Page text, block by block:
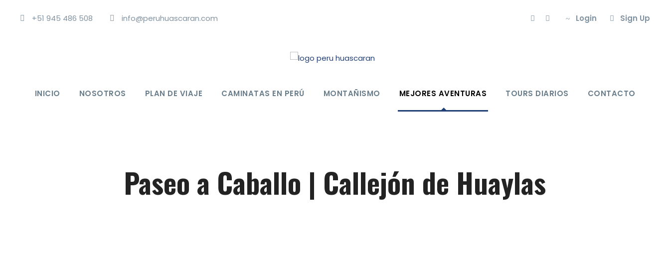
+51 945 486 508 info@peruhuascaran.com Login Sign Up
INICIO NOSOTROS PLAN DE VIAJE CAMINATAS EN PERÚ MONTAÑISMO MEJORES AVENTURAS TOURS DIARIOS CONTACTO
Paseo a Caballo | Callejón de Huaylas